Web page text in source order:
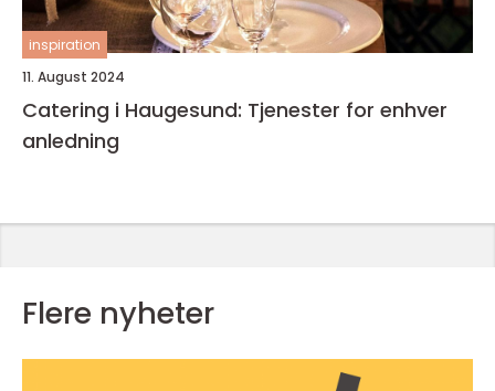
inspiration
11. August 2024
Catering i Haugesund: Tjenester for enhver
anledning
Flere nyheter